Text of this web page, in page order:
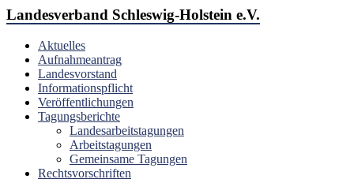
Landesverband Schleswig-Holstein e.V.
Aktuelles
Aufnahmeantrag
Landesvorstand
Informationspflicht
Veröffentlichungen
Tagungsberichte
Landesarbeitstagungen
Arbeitstagungen
Gemeinsame Tagungen
Rechtsvorschriften